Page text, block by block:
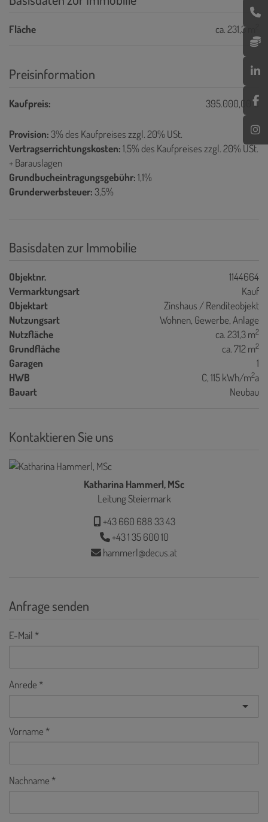
Fläche ca. 231,3 m
Preisinformation
Kaufpreis: 395.000,00 €
Provision:3% des Kaufpreises zzgl. 20% USt.
Vertragserrichtungskosten:1,5% des Kaufpreises zzgl. 20% USt.
+ Barauslagen
Grundbucheintragungsgebühr:1,1%
Grunderwerbsteuer:3,5%
Basisdaten zur Immobilie
Objektnr.
1144664
Vermarktungsart
Kauf
Objektart
Zinshaus / Renditeobjekt
Nutzungsart
Wohnen Gewerbe Anlage
Nutzfläche
ca. 231,3 m2
Grundfläche ca. 712 m2
Garagen
1
HWB
C, 115 kWh/m2a
Bauart
Neubau
Kontaktieren Sie uns
Katharina Hammerl, MSc
Leitung Steiermark
+43 660 688 33 43
+43 1 35 600 10
hammerl@decus.at
Anfrage senden
E-Mail
Anrede
Vorname
Nachname